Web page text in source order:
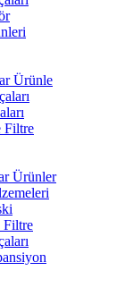
Ürünle
Filtre
Ürünler
Filtre